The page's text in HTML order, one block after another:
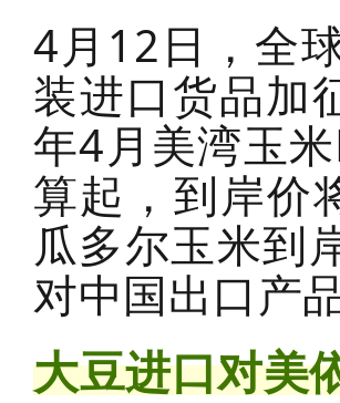
4月12日，全
装进口货品加
年4月美湾玉
算起，到岸价
瓜多尔玉米到
对中国出口产
大豆进口对美